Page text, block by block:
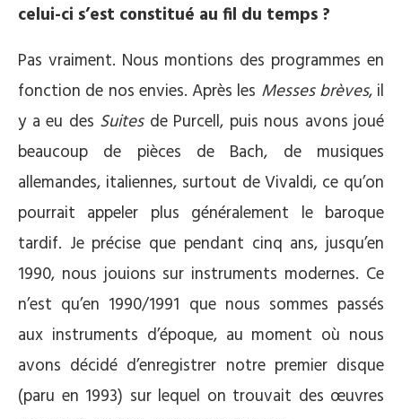
celui-ci s’est constitué au fil du temps ?
Pas vraiment. Nous montions des programmes en
fonction de nos envies. Après les Messes brèves, il
y a eu des Suitesde Purcell, puis nous avons joué
beaucoup de pièces de Bach, de musiques
allemandes, italiennes, surtout de Vivaldi, ce qu’on
pourrait appeler plus généralement le baroque
tardif. Je précise que pendant cinq ans, jusqu’en
1990, nous jouions sur instruments modernes. Ce
n’est qu’en 1990/1991 que nous sommes passés
aux instruments d’époque, au moment où nous
avons décidé d’enregistrer notre premier disque
(paru en 1993) sur lequel on trouvait des œuvres